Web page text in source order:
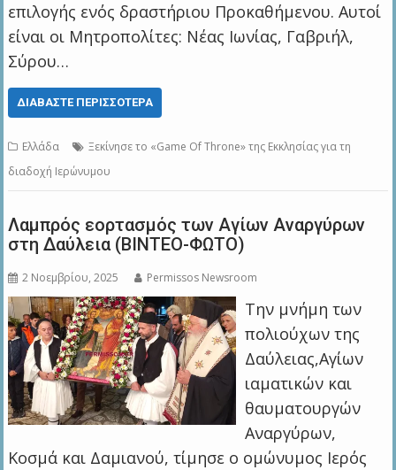
επιλογής ενός δραστήριου Προκαθήμενου. Αυτοί
είναι οι Μητροπολίτες: Νέας Ιωνίας, Γαβριήλ,
Σύρου…
ΔΙΑΒΆΣΤΕ ΠΕΡΙΣΣΌΤΕΡΑ
Ελλάδα
Ξεκίνησε το «Game Οf Throne» της Εκκλησίας για τη
διαδοχή Ιερώνυμου
Λαμπρός εορτασμός των Αγίων Αναργύρων
στη Δαύλεια (ΒΙΝΤΕΟ-ΦΩΤΟ)
2 Νοεμβρίου, 2025 Permissos Newsroom
Την μνήμη των
πολιούχων της
Δαύλειας,Αγίων
ιαματικών και
θαυματουργών
Αναργύρων,
Κοσμά και Δαμιανού, τίμησε ο ομώνυμος Ιερός